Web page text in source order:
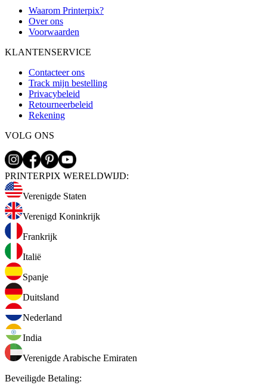
Waarom Printerpix?
Over ons
Voorwaarden
KLANTENSERVICE
Contacteer ons
Track mijn bestelling
Privacybeleid
Retourneerbeleid
Rekening
VOLG ONS
PRINTERPIX WERELDWIJD:
Verenigde Staten
Verenigd Koninkrijk
Frankrijk
Italië
Spanje
Duitsland
Nederland
India
Verenigde Arabische Emiraten
Beveiligde Betaling: